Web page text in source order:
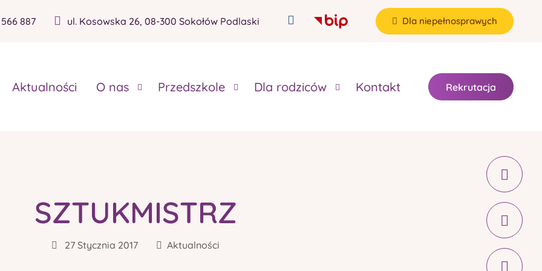
887 ul. Kosowska 26, 08-300 Sokołów Podlaski Dla niepełnosprawych
Aktualności O nas Przedszkole Dla rodziców Kontakt Rekrutacja
SZTUKMISTRZ
27 Stycznia 2017 Aktualności